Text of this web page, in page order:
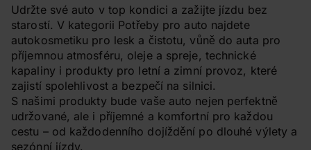
Udržte své auto v top kondici a zažijte jízdu bez
starostí. V kategorii Potřeby pro auto najdete
autokosmetiku pro lesk a čistotu, vůně do auta pro
příjemnou atmosféru, oleje a spreje, technické
kapaliny i produkty pro letní a zimní provoz, které
zajistí spolehlivost a bezpečí na silnici.
S našimi produkty bude vaše auto nejen perfektně
udržované, ale i příjemné a komfortní pro každou
cestu – od každodenního dojíždění po dlouhé výlety a
sezónní jízdy.